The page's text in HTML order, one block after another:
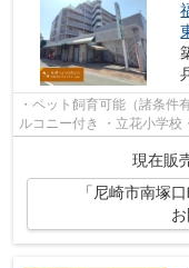
・ペット飼育可能（諸条件
ルコニー付き ・立花小学校
現在販
「尼崎市南塚